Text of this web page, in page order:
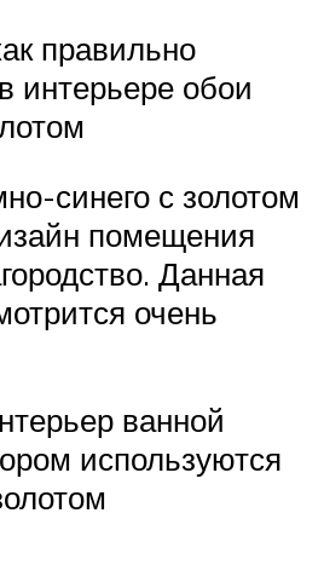
правильно
интерьере обои
синего с золотом
помещения
Данная
очень
ванной
используются